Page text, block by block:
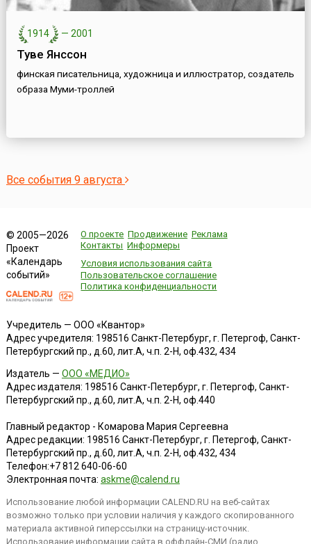
1914 — 2001
Туве Янссон
финская писательница, художница и иллюстратор, создатель
образа Муми-троллей
Все события 9 августа
© 2005—2026
Проект
«Календарь
событий»
О проекте Продвижение Реклама
Контакты Информеры
Условия использования сайта
Пользовательское соглашение
Политика конфиденциальности
Учредитель — ООО «Квантор»
Адрес учредителя: 198516 Санкт-Петербург, г. Петергоф, Санкт-
Петербургский пр., д.60, лит.А, ч.п. 2-Н, оф.432, 434
Издатель — ООО «МЕДИО»
Адрес издателя: 198516 Санкт-Петербург, г. Петергоф, Санкт-
Петербургский пр., д.60, лит.А, ч.п. 2-Н, оф.440
Главный редактор - Комарова Мария Сергеевна
Адрес редакции: 198516 Санкт-Петербург, г. Петергоф, Санкт-
Петербургский пр., д.60, лит.А, ч.п. 2-Н, оф.432, 434
Телефон:+7 812 640-06-60
Электронная почта: askme@calend.ru
Использование любой информации CALEND.RU на веб-сайтах
возможно только при условии наличия у каждого скопированного
материала активной гиперссылки на страницу-источник.
Использование информации сайта в оффлайн-СМИ (радио,